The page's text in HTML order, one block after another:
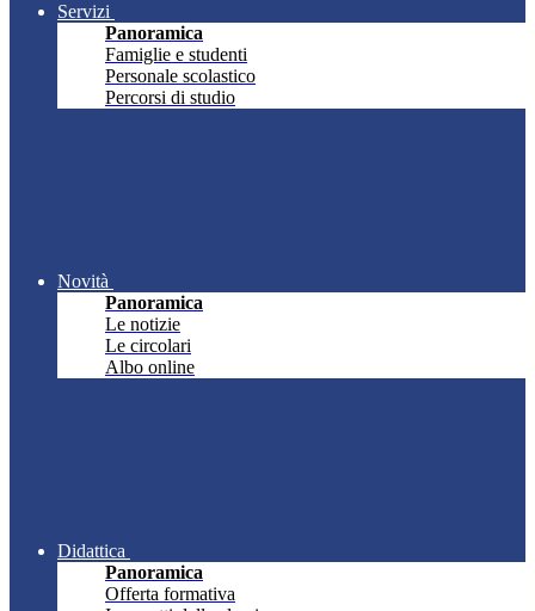
Servizi
Panoramica
Famiglie e studenti
Personale scolastico
Percorsi di studio
Novità
Panoramica
Le notizie
Le circolari
Albo online
Didattica
Panoramica
Offerta formativa